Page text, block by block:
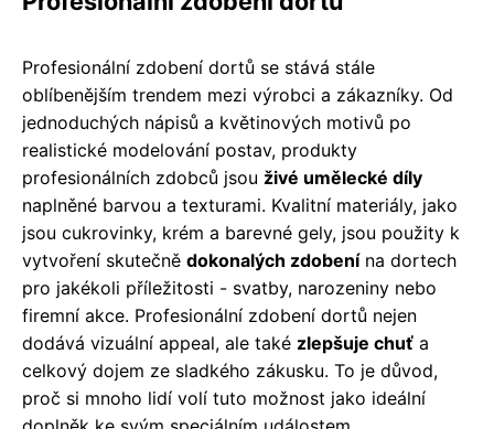
Profesionální zdobení dortů se stává stále
oblíbenějším trendem mezi výrobci a zákazníky. Od
jednoduchých nápisů a květinových motivů po
realistické modelování postav, produkty
profesionálních zdobců jsou živé umělecké díly
naplněné barvou a texturami. Kvalitní materiály, jako
jsou cukrovinky, krém a barevné gely, jsou použity k
vytvoření skutečně dokonalých zdobenína dortech
pro jakékoli příležitosti - svatby, narozeniny nebo
firemní akce. Profesionální zdobení dortů nejen
dodává vizuální appeal, ale také zlepšuje chuť a
celkový dojem ze sladkého zákusku. To je důvod,
proč si mnoho lidí volí tuto možnost jako ideální